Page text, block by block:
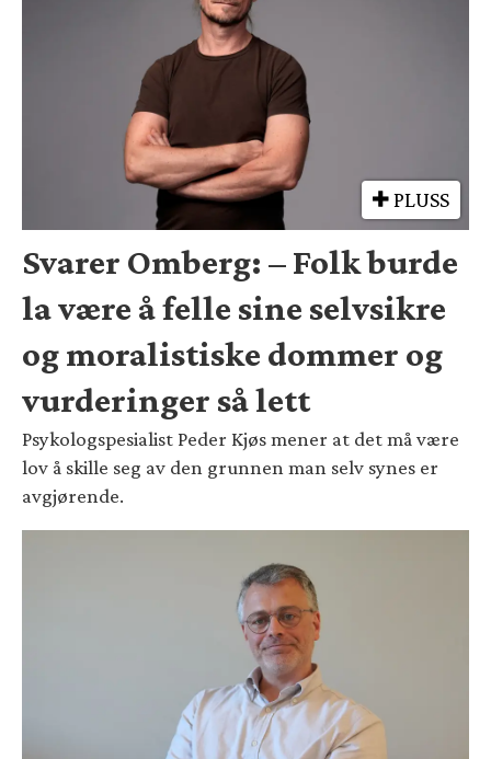
PLUSS
Svarer Omberg: – Folk burde
la være å felle sine selvsikre
og moralistiske dommer og
vurderinger så lett
Psykologspesialist Peder Kjøs mener at det må være
lov å skille seg av den grunnen man selv synes er
avgjørende.